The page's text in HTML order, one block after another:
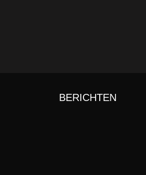
BERICHTEN